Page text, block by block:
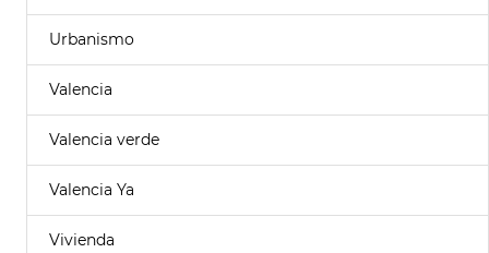
Urbanismo
Valencia
Valencia verde
Valencia Ya
Vivienda